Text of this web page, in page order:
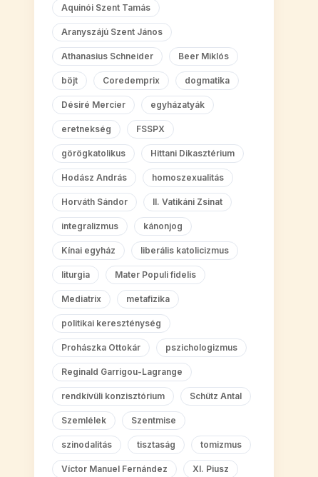
Aquinói Szent Tamás
Aranyszájú Szent János
Athanasius Schneider Beer Miklós
böjt Coredemprix dogmatika
Désiré Mercier egyházatyák
eretnekség FSSPX
görögkatolikus Hittani Dikasztérium
Hodász András homoszexualitás
Horváth Sándor II. Vatikáni Zsinat
integralizmus kánonjog
Kínai egyház liberális katolicizmus
liturgia Mater Populi fidelis
Mediatrix metafizika
politikai kereszténység
Prohászka Ottokár pszichologizmus
Reginald Garrigou-Lagrange
rendkívüli konzisztórium Schütz Antal
Szemlélek Szentmise
szinodalitás tisztaság tomizmus
Víctor Manuel Fernández XI. Piusz